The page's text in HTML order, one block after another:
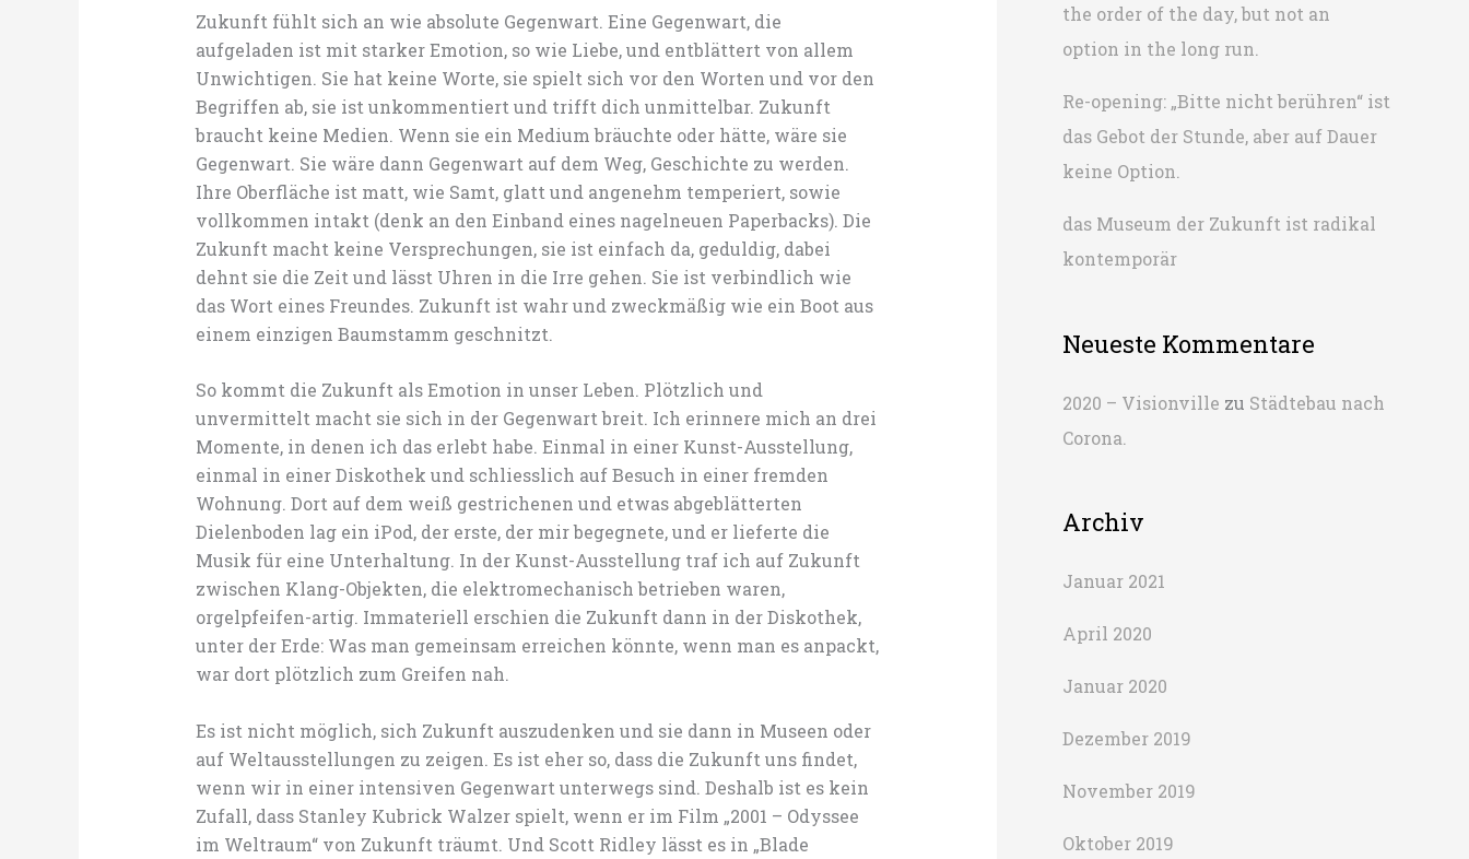
Zukunft fühlt sich an wie absolute Gegenwart. Eine Gegenwart, die
aufgeladen ist mit starker Emotion, so wie Liebe, und entblättert von allem
Unwichtigen. Sie hat keine Worte, sie spielt sich vor den Worten und vor den
Begriffen ab, sie ist unkommentiert und trifft dich unmittelbar. Zukunft
braucht keine Medien. Wenn sie ein Medium bräuchte oder hätte, wäre sie
Gegenwart. Sie wäre dann Gegenwart auf dem Weg, Geschichte zu werden.
Ihre Oberfläche ist matt, wie Samt, glatt und angenehm temperiert, sowie
vollkommen intakt (denk an den Einband eines nagelneuen Paperbacks). Die
Zukunft macht keine Versprechungen, sie ist einfach da, geduldig, dabei
dehnt sie die Zeit und lässt Uhren in die Irre gehen. Sie ist verbindlich wie
das Wort eines Freundes. Zukunft ist wahr und zweckmäßig wie ein Boot aus
einem einzigen Baumstamm geschnitzt.
So kommt die Zukunft als Emotion in unser Leben. Plötzlich und
unvermittelt macht sie sich in der Gegenwart breit. Ich erinnere mich an drei
Momente, in denen ich das erlebt habe. Einmal in einer Kunst-Ausstellung,
einmal in einer Diskothek und schliesslich auf Besuch in einer fremden
Wohnung. Dort auf dem weiß gestrichenen und etwas abgeblätterten
Dielenboden lag ein iPod, der erste, der mir begegnete, und er lieferte die
Musik für eine Unterhaltung. In der Kunst-Ausstellung traf ich auf Zukunft
zwischen Klang-Objekten, die elektromechanisch betrieben waren,
orgelpfeifen-artig. Immateriell erschien die Zukunft dann in der Diskothek,
unter der Erde: Was man gemeinsam erreichen könnte, wenn man es anpackt,
war dort plötzlich zum Greifen nah.
Es ist nicht möglich, sich Zukunft auszudenken und sie dann in Museen oder
auf Weltausstellungen zu zeigen. Es ist eher so, dass die Zukunft uns findet,
wenn wir in einer intensiven Gegenwart unterwegs sind. Deshalb ist es kein
Zufall, dass Stanley Kubrick Walzer spielt, wenn er im Film „2001 – Odyssee
im Weltraum“ von Zukunft träumt. Und Scott Ridley lässt es in „Blade
h
:
the order of the day, but not an
option in the long run.
Re-opening: „Bitte nicht berühren“ ist
das Gebot der Stunde, aber auf Dauer
keine Option.
das Museum der Zukunft ist radikal
kontemporär
Neueste Kommentare
2020 – Visionville zu Städtebau nach
Corona.
Archiv
Januar 2021
April 2020
Januar 2020
Dezember 2019
November 2019
Oktober 2019